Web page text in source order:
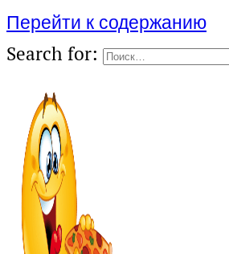
Перейти к содержанию
Search for: